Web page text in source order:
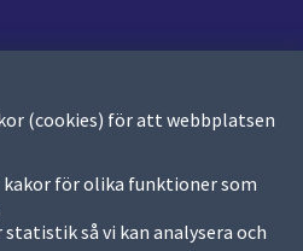
(cookies) för att webbplatsen
för olika funktioner som
så vi kan analysera och
diarium